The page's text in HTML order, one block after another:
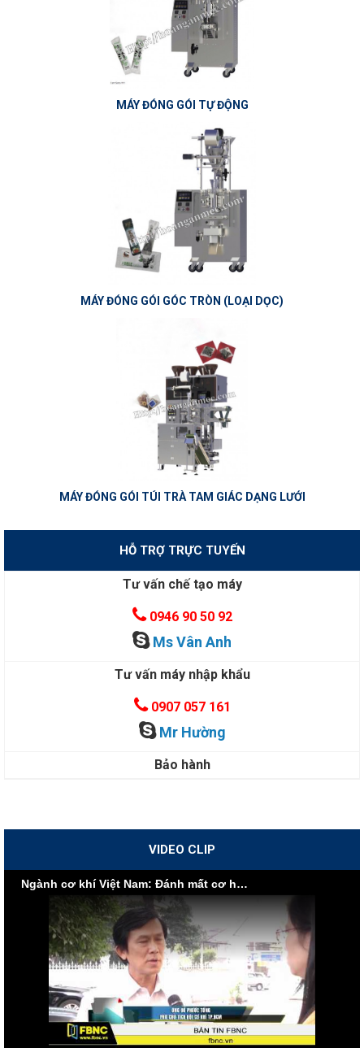
MÁY ĐÓNG GÓI TỰ ĐỘNG
MÁY ĐÓNG GÓI GÓC TRÒN (LOẠI DỌC)
MÁY ĐÓNG GÓI TÚI TRÀ TAM GIÁC DẠNG LƯỚI
HỖ TRỢ TRỰC TUYẾN
Tư vấn chế tạo máy
0946 90 50 92
Ms Vân Anh
Tư vấn máy nhập khẩu
0907 057 161
Mr Hường
Bảo hành
VIDEO CLIP
Ngành cơ khí Việt Nam: Đánh mất cơ hội vì nội lực yếu